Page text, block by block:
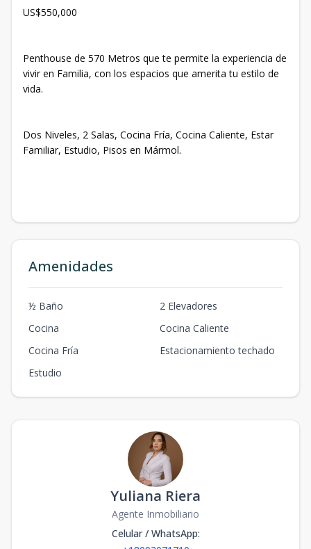
US$550,000
Penthouse de 570 Metros que te permite la experiencia de
vivir en Familia, con los espacios que amerita tu estilo de
vida.
Dos Niveles, 2 Salas, Cocina Fría, Cocina Caliente, Estar
Familiar, Estudio, Pisos en Mármol.
Amenidades
½ Baño
2 Elevadores
Cocina
Cocina Caliente
Cocina Fría
Estacionamiento techado
Estudio
Yuliana Riera
Agente Inmobiliario
Celular / WhatsApp: